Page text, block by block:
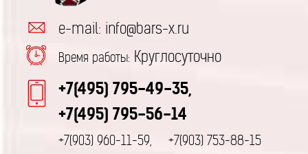
e-mail: info@bars-x.ru
Время работы: Круглосуточно
+7(495) 795-49-35,
+7(495) 795-56-14
+7(903) 960-11-59, +7(903) 753-88-15